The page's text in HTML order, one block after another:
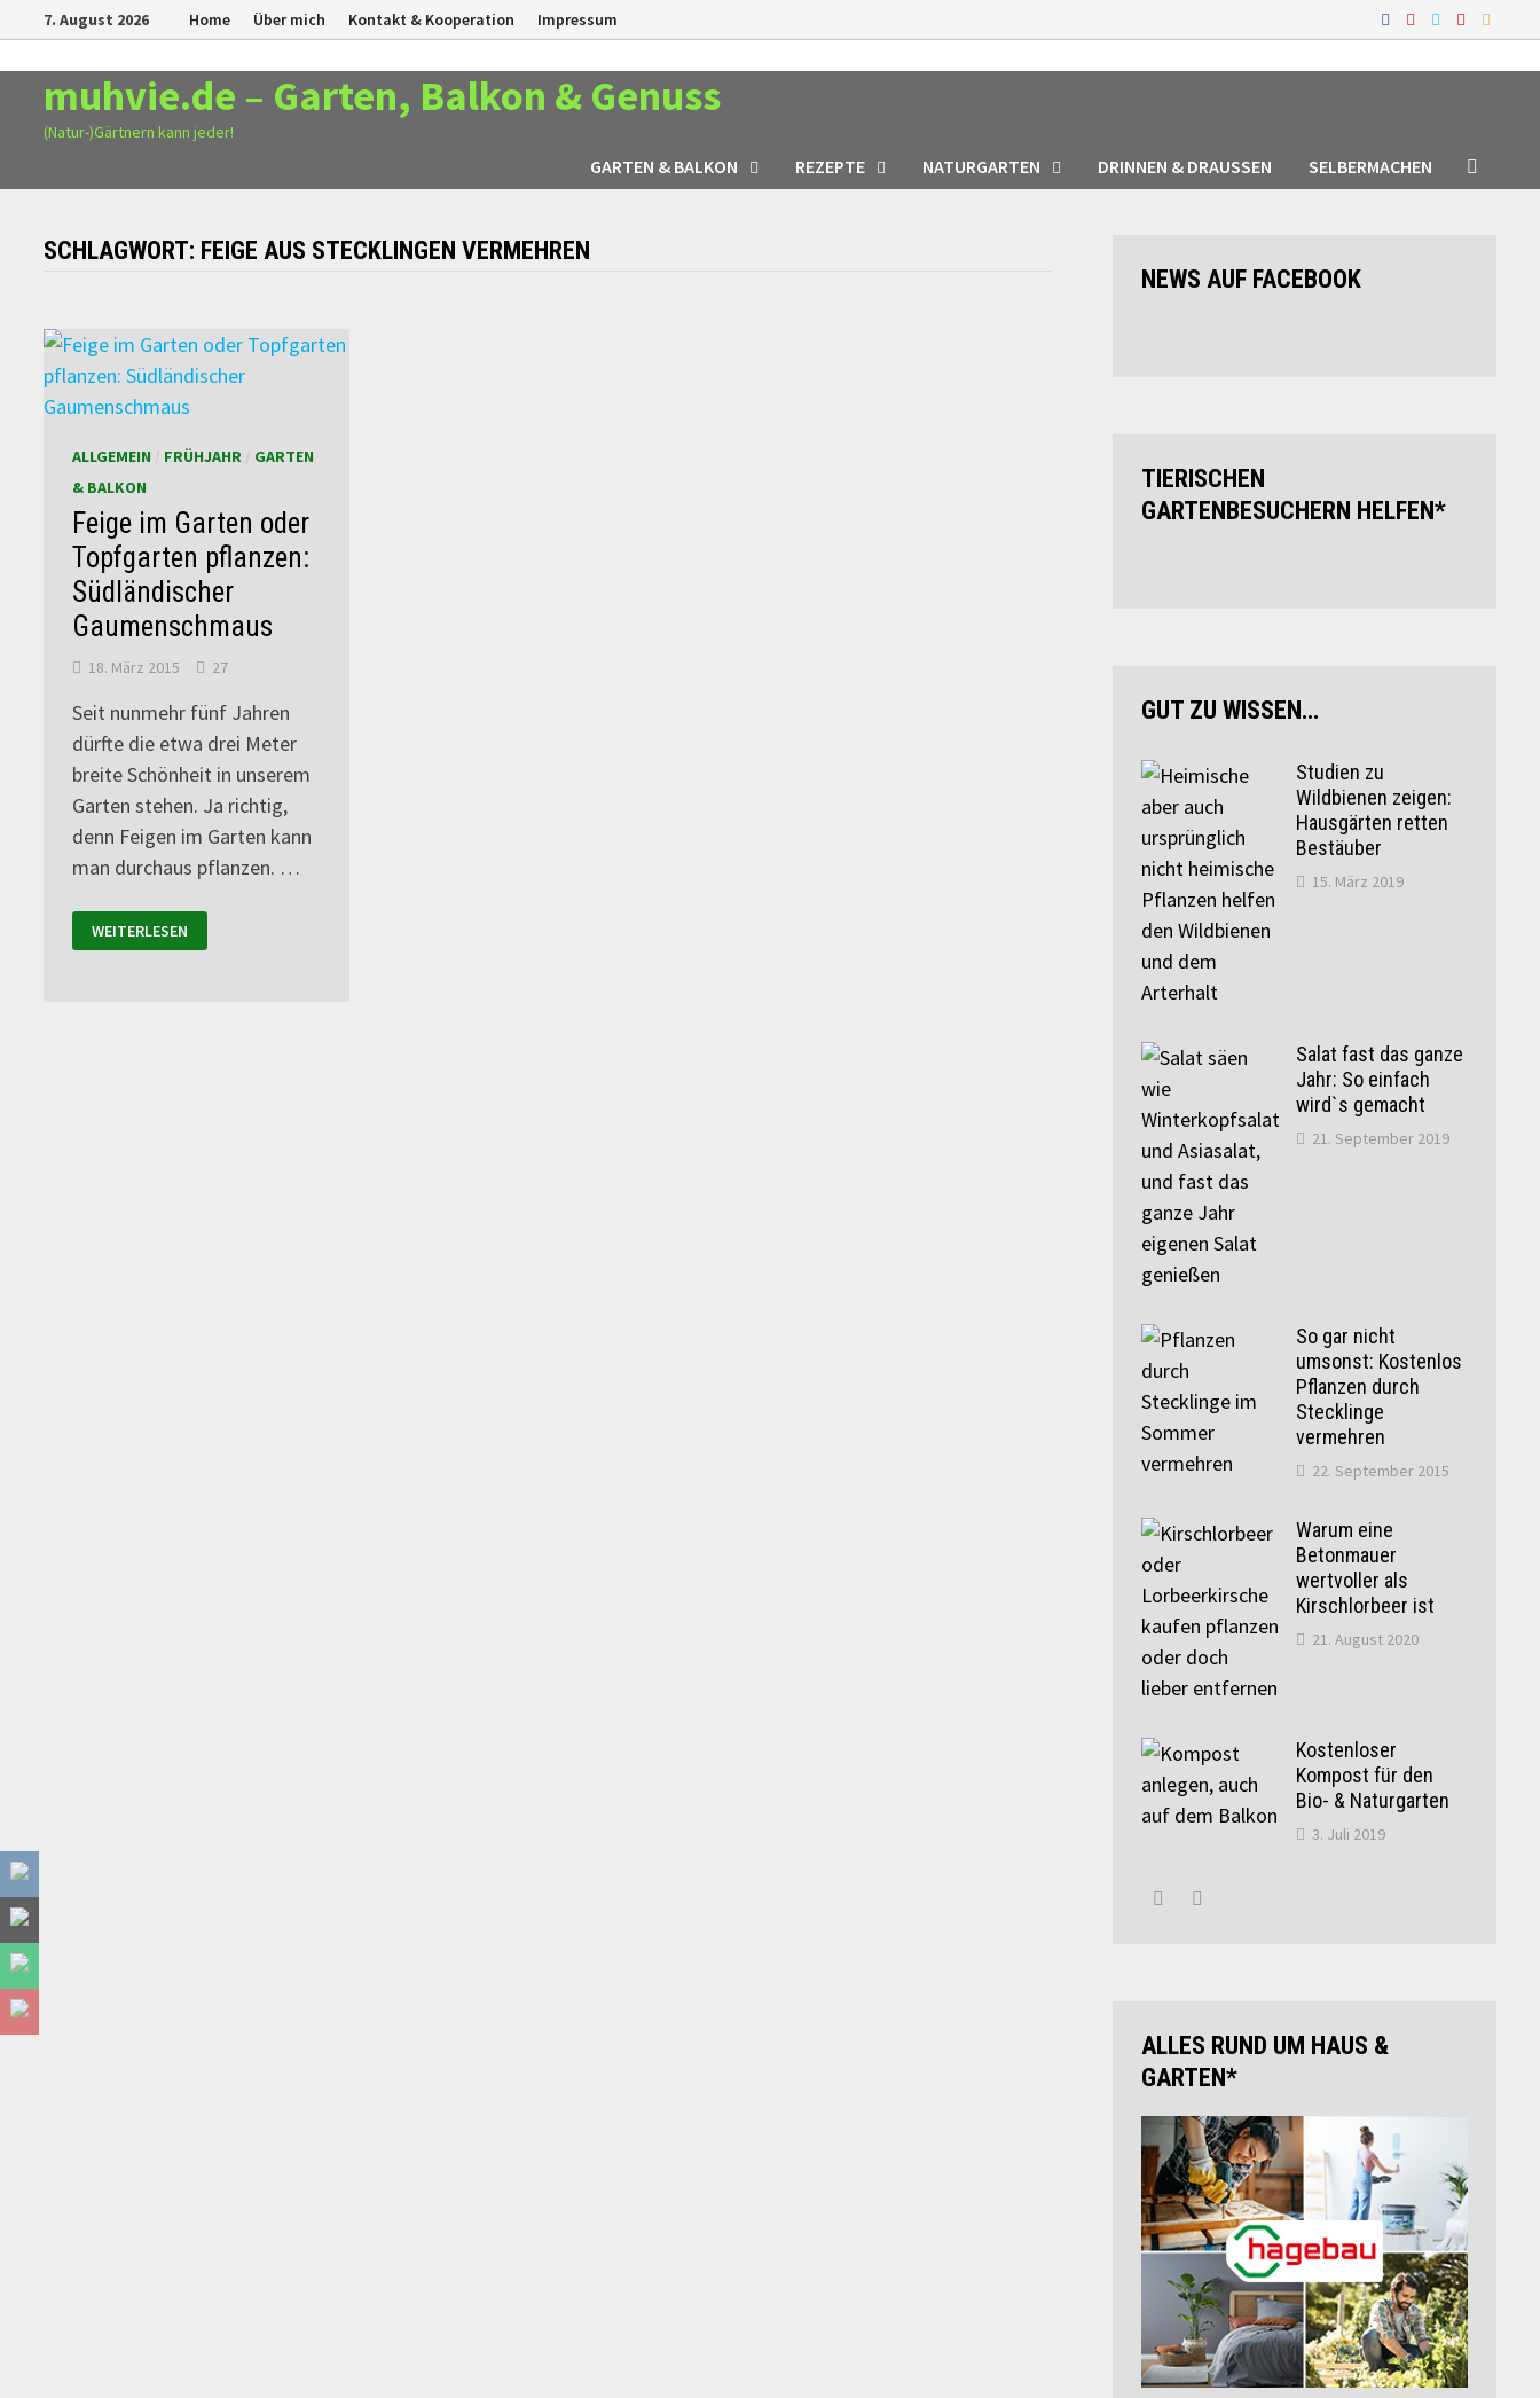
Zurück
zum
Inhalt
7. August 2026 Home Über mich Kontakt & Kooperation Impressum
muhvie.de – Garten, Balkon & Genuss
(Natur-)Gärtnern kann jeder!
GARTEN & BALKON REZEPTE NATURGARTEN DRINNEN & DRAUSSEN SELBERMACHEN
SCHLAGWORT: FEIGE AUS STECKLINGEN VERMEHREN
ALLGEMEIN FRÜHJAHR
GARTEN
& BALKON
Feige im Garten oder
Topfgarten pflanzen:
Südländischer
Gaumenschmaus
18. März 2015 27
Seit nunmehr fünf Jahren
dürfte die etwa drei Meter
breite Schönheit in unserem
Garten stehen. Ja richtig,
denn Feigen im Garten kann
man durchaus pflanzen. …
WEITERLESEN
NEWS AUF FACEBOOK
TIERISCHEN
GARTENBESUCHERN HELFEN*
GUT ZU WISSEN…
Studien zu
Wildbienen zeigen:
Hausgärten retten
Bestäuber
15. März 2019
Salat fast das ganze
Jahr: So einfach
wird`s gemacht
21. September 2019
So gar nicht
umsonst: Kostenlos
Pflanzen durch
Stecklinge
vermehren
22. September 2015
Warum eine
Betonmauer
wertvoller als
Kirschlorbeer ist
21. August 2020
Kostenloser
Kompost für den
Bio- & Naturgarten
3. Juli 2019
ALLES RUND UM HAUS &
GARTEN*